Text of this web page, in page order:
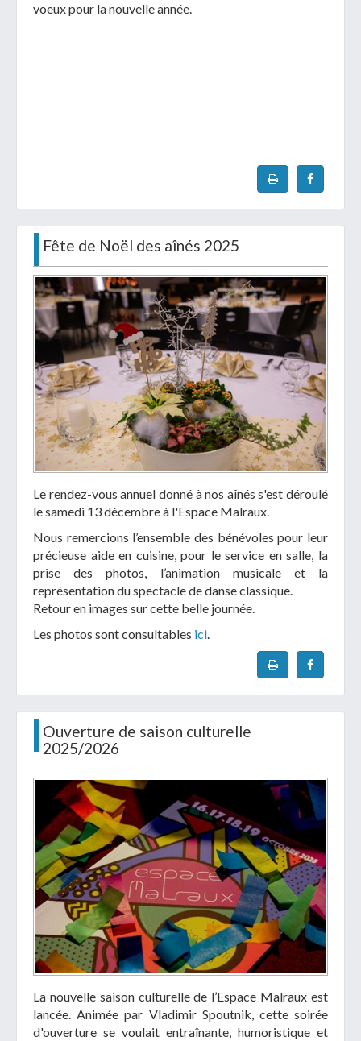
voeux pour la nouvelle année.
Fête de Noël des aînés 2025
Le rendez-vous annuel donné à nos aînés s'est déroulé
le samedi 13 décembre à l'Espace Malraux.
Nous remercions l’ensemble des bénévoles pour leur
précieuse aide en cuisine, pour le service en salle, la
prise des photos, l’animation musicale et la
représentation du spectacle de danse classique.
Retour en images sur cette belle journée.
Les photos sont consultables ici.
Ouverture de saison culturelle
2025/2026
La nouvelle saison culturelle de l’Espace Malraux est
lancée. Animée par Vladimir Spoutnik, cette soirée
d'ouverture se voulait entraînante, humoristique et